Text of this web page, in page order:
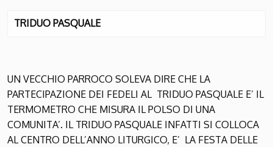
TRIDUO PASQUALE
UN VECCHIO PARROCO SOLEVA DIRE CHE LA
PARTECIPAZIONE DEI FEDELI AL TRIDUO PASQUALE E’ IL
TERMOMETRO CHE MISURA IL POLSO DI UNA
COMUNITA’. IL TRIDUO PASQUALE INFATTI SI COLLOCA
AL CENTRO DELL’ANNO LITURGICO, E’ LA FESTA DELLE